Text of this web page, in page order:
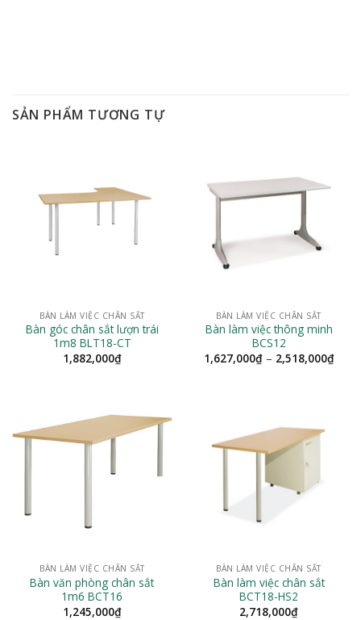
SẢN PHẨM TƯƠNG TỰ
BÀN LÀM VIỆC CHÂN SẮT
Bàn góc chân sắt lượn trái
1m8 BLT18-CT
1,882,000₫
BÀN LÀM VIỆC CHÂN SẮT
Bàn làm việc thông minh
BCS12
1,627,000₫ – 2,518,000₫
giá:
BÀN LÀM VIỆC CHÂN SẮT
Bàn văn phòng chân sắt
1m6 BCT16
1,245,000₫
BÀN LÀM VIỆC CHÂN SẮT
Bàn làm việc chân sắt
BCT18-HS2
2,718,000₫